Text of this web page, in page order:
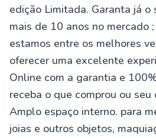
edição Limitada. Garanta já o
mais de 10 anos no mercado
estamos entre os melhores
oferecer uma excelente
Online com a garantia e
receba o que comprou ou
Amplo espaço interno. para
joias e outros objetos,